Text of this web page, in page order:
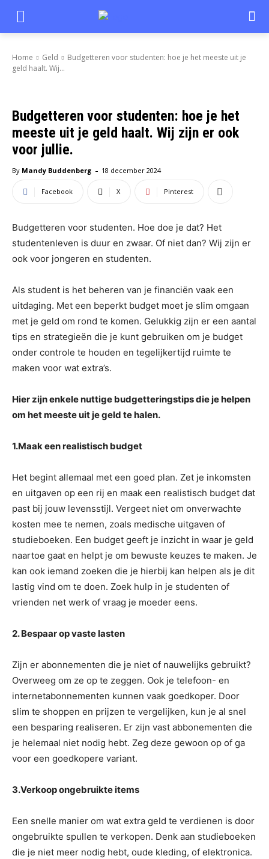
Home Geld
Budgetteren voor studenten: hoe je het meeste uit je
geld haalt. Wij...
Budgetteren voor studenten: hoe je het
meeste uit je geld haalt. Wij zijn er ook
voor jullie.
By Mandy Buddenberg - 18 december 2024
Facebook X Pinterest
Budgetteren voor studenten. Hoe doe je dat? Het
studentenleven is duur en zwaar. Of niet dan? Wij zijn er
ook voor jongeren en studenten.
Als student is het beheren van je financiën vaak een
uitdaging. Met een beperkt budget moet je slim omgaan
met je geld om rond te komen. Gelukkig zijn er een aantal
tips en strategieën die je kunt gebruiken om je budget
onder controle te houden en tegelijkertijd ruimte te
maken voor wat extra’s.
Hier zijn enkele nuttige budgetteringstips die je helpen
om het meeste uit je geld te halen.
1.Maak een realistisch budget
Het begint allemaal met een goed plan. Zet je inkomsten
en uitgaven op een rij en maak een realistisch budget dat
past bij jouw levensstijl. Vergeet niet om onverwachte
kosten mee te nemen, zoals medische uitgaven of
studieboeken. Een budget geeft je inzicht in waar je geld
naartoe gaat en helpt je om bewuste keuzes te maken. Je
kan ook iemand zoeken die je hierbij kan helpen als je dit
lastig vind om te doen. Zoek hulp in je studenten of
vrienden net werk of vraag je moeder eens.
2. Bespaar op vaste lasten
Zijn er abonnementen die je niet of nauwelijks gebruikt?
Overweeg om ze op te zeggen. Ook je telefoon- en
internetabonnementen kunnen vaak goedkoper. Door
slim te shoppen en prijzen te vergelijken, kun je al snel
een besparing realiseren. Er zijn vast abbonementen die
je helemaal niet nodig hebt. Zeg deze gewoon op of ga
voor een goedkopere variant.
3.Verkoop ongebruikte items
Een snelle manier om wat extra geld te verdienen is door
ongebruikte spullen te verkopen. Denk aan studieboeken
die je niet meer nodig hebt, oude kleding, of elektronica.